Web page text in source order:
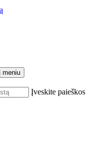
meniu
Įveskite paieškos